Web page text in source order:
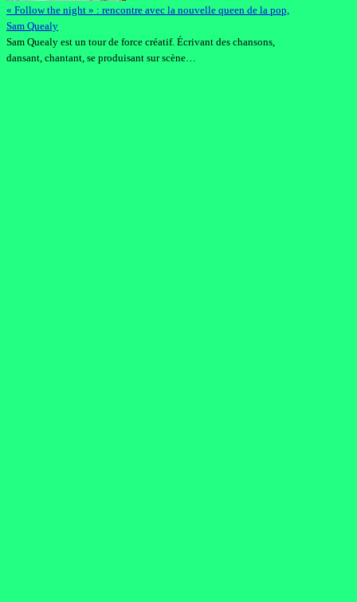
« Follow the night » : rencontre avec la nouvelle queen de la pop,
Sam Quealy
Sam Quealy est un tour de force créatif. Écrivant des chansons,
dansant, chantant, se produisant sur scène…